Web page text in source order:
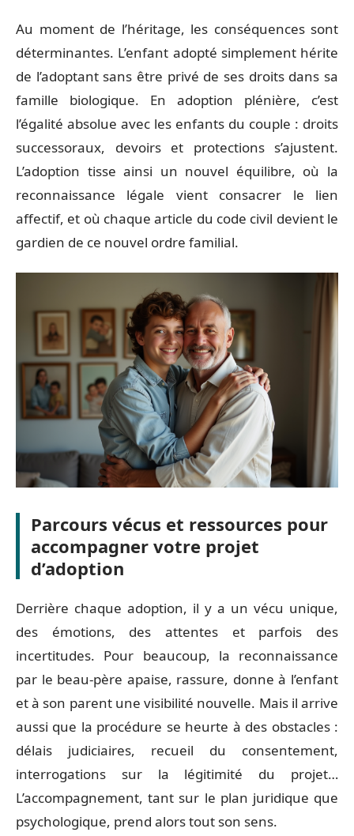
Au moment de l’héritage, les conséquences sont
déterminantes. L’enfant adopté simplement hérite
de l’adoptant sans être privé de ses droits dans sa
famille biologique. En adoption plénière, c’est
l’égalité absolue avec les enfants du couple : droits
successoraux, devoirs et protections s’ajustent.
L’adoption tisse ainsi un nouvel équilibre, où la
reconnaissance légale vient consacrer le lien
affectif, et où chaque article du code civil devient le
gardien de ce nouvel ordre familial.
Parcours vécus et ressources pour
accompagner votre projet
d’adoption
Derrière chaque adoption, il y a un vécu unique,
des émotions, des attentes et parfois des
incertitudes. Pour beaucoup, la reconnaissance
par le beau-père apaise, rassure, donne à l’enfant
et à son parent une visibilité nouvelle. Mais il arrive
aussi que la procédure se heurte à des obstacles :
délais judiciaires, recueil du consentement,
interrogations sur la légitimité du projet…
L’accompagnement, tant sur le plan juridique que
psychologique, prend alors tout son sens.